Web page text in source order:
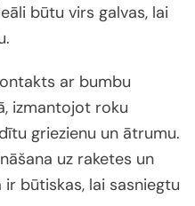
būtu virs galvas, lai
ar bumbu
izmantojot roku
griezienu un ātrumu.
uz raketes un
būtiskas, lai sasniegtu